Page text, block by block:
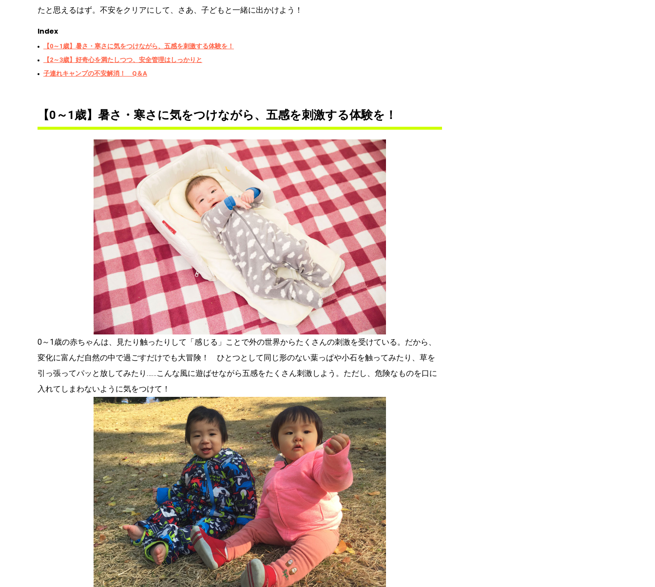
たと思えるはず。不安をクリアにして、さあ、子どもと一緒に出かけよう！
Index
【0～1歳】暑さ・寒さに気をつけながら、五感を刺激する体験を！
【2～3歳】好奇心を満たしつつ、安全管理はしっかりと
子連れキャンプの不安解消！ Q＆A
【0～1歳】暑さ・寒さに気をつけながら、五感を刺激する体験を！
0～1歳の赤ちゃんは、見たり触ったりして「感じる」ことで外の世界からたくさんの刺激を受けている。だから、
変化に富んだ自然の中で過ごすだけでも大冒険！ ひとつとして同じ形のない葉っぱや小石を触ってみたり、草を
引っ張ってパッと放してみたり……こんな風に遊ばせながら五感をたくさん刺激しよう。ただし、危険なものを口に
入れてしまわないように気をつけて！